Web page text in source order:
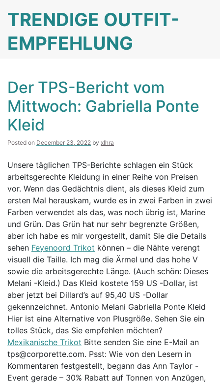
content
TRENDIGE OUTFIT-
EMPFEHLUNG
Der TPS-Bericht vom
Mittwoch: Gabriella Ponte
Kleid
Posted on December 23, 2022 by xlhra
Unsere täglichen TPS-Berichte schlagen ein Stück
arbeitsgerechte Kleidung in einer Reihe von Preisen
vor. Wenn das Gedächtnis dient, als dieses Kleid zum
ersten Mal herauskam, wurde es in zwei Farben in zwei
Farben verwendet als das, was noch übrig ist, Marine
und Grün. Das Grün hat nur sehr begrenzte Größen,
aber ich habe es mir vorgestellt, damit Sie die Details
sehen Feyenoord Trikot können – die Nähte verengt
visuell die Taille. Ich mag die Ärmel und das hohe V
sowie die arbeitsgerechte Länge. (Auch schön: Dieses
Melani -Kleid.) Das Kleid kostete 159 US -Dollar, ist
aber jetzt bei Dillard’s auf 95,40 US -Dollar
gekennzeichnet. Antonio Melani Gabriella Ponte Kleid
Hier ist eine Alternative von Plusgröße. Sehen Sie ein
tolles Stück, das Sie empfehlen möchten?
Mexikanische Trikot Bitte senden Sie eine E-Mail an
tps@corporette.com. Psst: Wie von den Lesern in
Kommentaren festgestellt, begann das Ann Taylor -
Event gerade – 30% Rabatt auf Tonnen von Anzügen,